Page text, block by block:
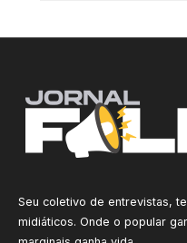
Seu coletivo de entrevistas,
midiáticos. Onde o popular